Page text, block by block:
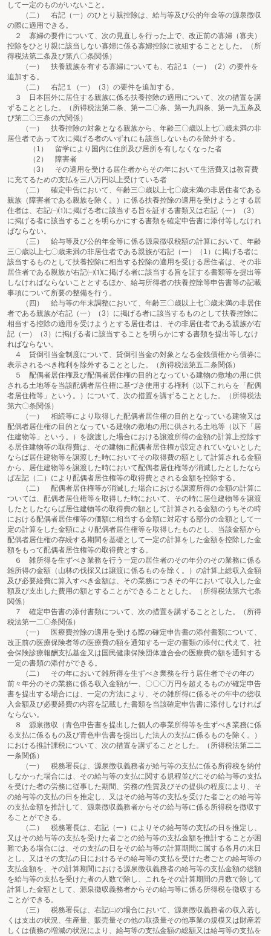
して一定のものがいないこと。
（二） 右記（一）のひとり親控除は、給与等及び公的年金等の源泉徴収
の際に適用できる。
２ 寡婦の要件について、次の見直しを行った上で、改正前の寡婦（寡夫）
控除をひとり親に該当しない寡婦に係る寡婦控除に改組することとした。（所
得税法第二条及び第八〇条関係）
（一） 扶養親族を有する寡婦についても、右記１（一）（2）の要件を
追加する。
（二） 右記１（一）（3）の要件を追加する。
３ 日本国外に居住する親族に係る扶養控除の適用について、次の措置を講
ずることとした。（所得税法第二条、第一二〇条、第一九四条、第一九五条及
び第二〇三条の六関係）
（一） 扶養控除の対象となる親族から、年齢三〇歳以上七〇歳未満の非
居住者であって次に掲げる者のいずれにも該当しないものを除外する。
（1） 留学により国内に住所及び居所を有しなくなった者
（2） 障害者
（3） その適用を受ける居住者からその年において生活費又は教育費
に充てるための支払を三八万円以上受けている者
（二） 確定申告において、年齢三〇歳以上七〇歳未満の非居住者である
親族（障害者である親族を除く。）に係る扶養控除の適用を受けようとする居
住者は、右記㈠⑴に掲げる者に該当する旨を証する書類又は右記（一）（3）
に掲げる者に該当することを明らかにする書類を確定申告書に添付等しなけれ
ばならない。
（三） 給与等及び公的年金等に係る源泉徴収税額の計算において、年齢
三〇歳以上七〇歳未満の非居住者である親族が右記（一）（1）に掲げる者に
該当するものとして扶養控除に相当する控除の適用を受ける居住者は、その非
居住者である親族が右記㈠⑴に掲げる者に該当する旨を証する書類等を提出等
しなければならないこととするほか、給与所得者の扶養控除等申告書等の記載
事項について所要の整備を行う。
（四） 給与等の年末調整において、年齢三〇歳以上七〇歳未満の非居住
者である親族が右記（一）（3）に掲げる者に該当するものとして扶養控除に
相当する控除の適用を受けようとする居住者は、その非居住者である親族が右
記（一）（3）に掲げる者に該当することを明らかにする書類を提出等しなけ
ればならない。
４ 貸倒引当金制度について、貸倒引当金の対象となる金銭債権から債券に
表示されるべき権利を除外することとした。（所得税法第五二条関係）
５ 配偶者居住権及び配偶者居住権の目的となっている建物の敷地の用に供
される土地等を当該配偶者居住権に基づき使用する権利（以下これらを「配偶
者居住権等」という。）について、次の措置を講ずることとした。（所得税法
第六〇条関係）
（一） 相続等により取得した配偶者居住権の目的となっている建物又は
配偶者居住権の目的となっている建物の敷地の用に供される土地等（以下「居
住建物等」という。）を譲渡した場合における譲渡所得の金額の計算上控除す
る居住建物等の取得費は、その建物に配偶者居住権が設定されていないとした
ならば居住建物等を譲渡した時においてその取得費の額として計算される金額
から、居住建物等を譲渡した時において配偶者居住権等が消滅したとしたなら
ば左記（二）により配偶者居住権等の取得費とされる金額を控除する。
（二） 配偶者居住権等が消滅した場合における譲渡所得の金額の計算に
ついては、配偶者居住権等を取得した時において、その時に居住建物等を譲渡
したとしたならば居住建物等の取得費の額として計算される金額のうちその時
における配偶者居住権等の価額に相当する金額に対応する部分の金額として一
定の計算をした金額により配偶者居住権等を取得したものとし、当該金額から
配偶者居住権の存続する期間を基礎として一定の計算をした金額を控除した金
額をもって配偶者居住権等の取得費とする。
６ 雑所得を生ずべき業務を行う一定の居住者のその年分のその業務に係る
雑所得の金額（山林の伐採又は譲渡に係るものを除く。）の計算上総収入金額
及び必要経費に算入すべき金額は、その業務につきその年において収入した金
額及び支出した費用の額とすることができることとした。（所得税法第六七条
関係）
７ 確定申告書の添付書類について、次の措置を講ずることとした。（所得
税法第一二〇条関係）
（一） 医療費控除の適用を受ける際の確定申告書の添付書類について、
改正前の医療保険者等の医療費の額を通知する一定の書類の添付に代えて、社
会保険診療報酬支払基金又は国民健康保険団体連合会の医療費の額を通知する
一定の書類の添付ができる。
（二） その年において雑所得を生ずべき業務を行う居住者でその年の
前々年分のその業務に係る収入金額が一、〇〇〇万円を超えるものが確定申告
書を提出する場合には、一定の方法により、その雑所得に係るその年中の総収
入金額及び必要経費の内容を記載した書類を当該確定申告書に添付しなければ
ならない。
８ 源泉徴収（青色申告書を提出した個人の事業所得等を生ずべき業務に係
る支払に係るもの及び青色申告書を提出した法人の支払に係るものを除く。）
における推計課税について、次の措置を講ずることとした。（所得税法第二二
一条関係）
（一） 税務署長は、源泉徴収義務者が給与等の支払に係る所得税を納付
しなかった場合には、その給与等の支払に関する規程並びにその給与等の支払
を受けた者の労務に従事した期間、労務の性質及びその提供の程度により、そ
の給与等の支払の日を推定し、又はその給与等の支払を受けた者ごとの給与等
の支払金額を推計して、源泉徴収義務者からその給与等に係る所得税を徴収す
ることができる。
（二） 税務署長は、右記（一）によりその給与等の支払の日を推定し、
又はその給与等の支払を受けた者ごとの給与等の支払金額を推計することが困
難である場合には、その支払の日をその給与等の計算期間に属する各月の末日
とし、又はその支払の日におけるその給与等の支払を受けた者ごとの給与等の
支払金額を、その計算期間における源泉徴収義務者の給与等の支払金額の総額
を給与等の支払を受けた者の人数で除し、これをその計算期間の月数で除して
計算した金額として、源泉徴収義務者からその給与等に係る所得税を徴収する
ことができる。
（三） 税務署長は、右記㈡の場合において、源泉徴収義務者の収入若し
くは支出の状況、生産量、販売量その他の取扱量その他事業の規模又は財産若
しくは債務の増減の状況により、給与等の支払金額の総額又は給与等の支払を